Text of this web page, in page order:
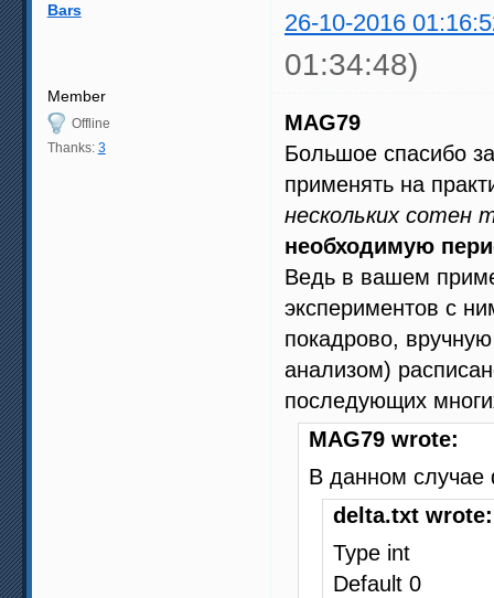
Bars 26-10-2016
01:34:48)
Member
Offline
Thanks: 3
MAG79
Большое спасибо
применять на
нескольких сотен
необходимую
Ведь в вашем
экспериментов с
покадрово,
анализом)
последующих
MAG79 wrote:
В данном случае
delta.txt wrote:
Type int
Default 0